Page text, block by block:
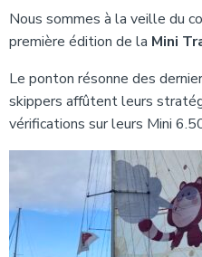
Nous sommes à la veille du
première édition de la Mini
Le ponton résonne des
skippers affûtent leurs
vérifications sur leurs Mini